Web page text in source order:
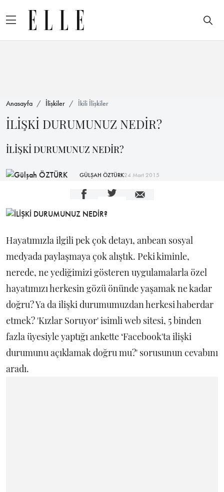
Anasayfa İlişkiler İkili İlişkiler
İLİŞKİ DURUMUNUZ NEDİR?
İLİŞKİ DURUMUNUZ NEDİR?
GÜLŞAH ÖZTÜRK24 Mart 2015
Hayatımızla ilgili pek çok detayı, anbean sosyal
medyada paylaşmaya çok alıştık. Peki kiminle,
nerede, ne yediğimizi gösteren uygulamalarla özel
hayatımızı herkesin gözü önünde yaşamak ne kadar
doğru? Ya da ilişki durumumuzdan herkesi haberdar
etmek? 'Kızlar Soruyor' isimli web sitesi, 5 binden
fazla üyesiyle yaptığı ankette ‘Facebook'ta ilişki
durumunu açıklamak doğru mu?' sorusunun cevabını
aradı.